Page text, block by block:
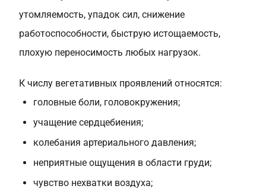
утомляемость, упадок сил, снижение
работоспособности, быструю истощаемость,
плохую переносимость любых нагрузок.
К числу вегетативных проявлений относятся:
головные боли, головокружения;
учащение сердцебиения;
колебания артериального давления;
неприятные ощущения в области груди;
чувство нехватки воздуха;